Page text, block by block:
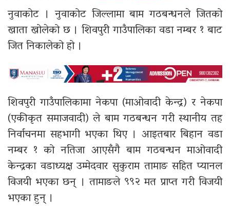
नुवाकोट । नुवाकोट जिल्लामा बाम गठबन्धनले जितको
खाता खोलेको छ । शिवपुरी गाउँपालिका वडा नम्बर १ बाट
जित निकालेको हो ।
शिवपुरी गाउँपालिकामा नेकपा (माओवादी केन्द्र) र नेकपा
(एकीकृत समाजवादी) ले बाम गठबन्धन गरी स्थानीय तह
निर्वाचनमा सहभागी भएका थिए । आइतबार बिहान वडा
नम्बर १ को नतिजा आएसँगै बाम गठबन्धन माओवादी
केन्द्रका वडाध्यक्ष उम्मेदवार सुकुराम तामाङ सहित प्यानल
विजयी भएका छन् । तामाङले ९९२ मत प्राप्त गरी विजयी
भएका हुन् ।